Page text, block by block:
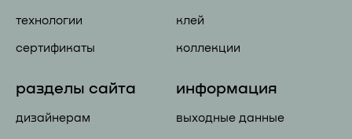
технологии
сертификаты
клей
коллекции
разделы сайта
дизайнерам
информация
выходные данные